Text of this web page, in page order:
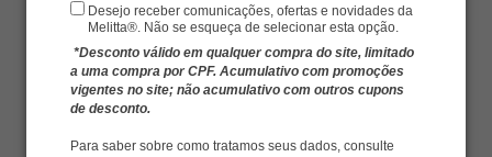
Desejo receber comunicações, ofertas e novidades da
Melitta®. Não se esqueça de selecionar esta opção.
*Desconto válido em qualquer compra do site, limitado
a uma compra por CPF. Acumulativo com promoções
vigentes no site; não acumulativo com outros cupons
de desconto.
Para saber sobre como tratamos seus dados, consulte
De:R$ 44,70
R$ 41,57
Economia deR$ 3,13
-
ADICIONAR AO CARRINHO